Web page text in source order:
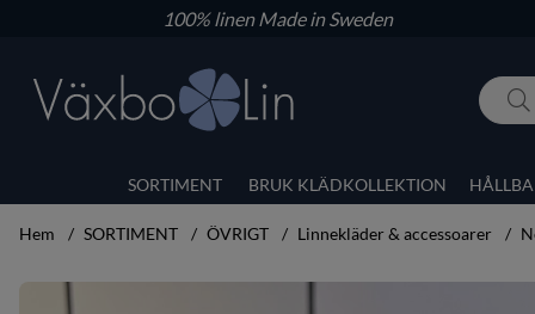
100% linenMade in Sweden
SORTIMENT BRUK KLÄDKOLLEKTION
Hem SORTIMENT ÖVRIGT Linnekläder & accessoarer